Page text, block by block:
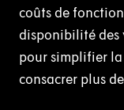
coûts de
disponibilité des
pour simplifier
consacrer plus